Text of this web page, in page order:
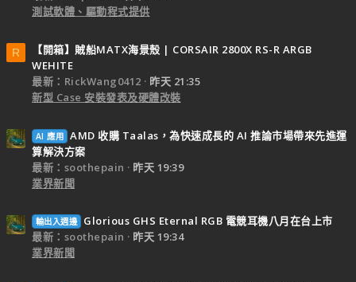
測試軟體、驅動程式提供
R
【開箱】賊船MATX海景殼 | CORSAIR 2800X RS-R ARGB
WEHITE
最新：RickWang0412
昨天 21:35
新型 Case 安裝發表及硬體改裝
AI 應用 AMD 收購 Taalas，為快速成長的 AI 推論市場帶來先進運
算解決方案
最新：soothepain
昨天 19:39
業界新聞
輸出入週邊
Glorious GHS Eternal RGB 電競耳機八月在台上市
最新：soothepain
昨天 19:34
業界新聞